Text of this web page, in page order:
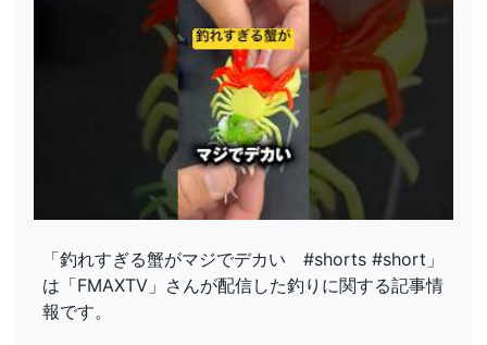
「釣れすぎる蟹がマジでデカい #shorts #short」
は「FMAXTV」さんが配信した釣りに関する記事情
報です。